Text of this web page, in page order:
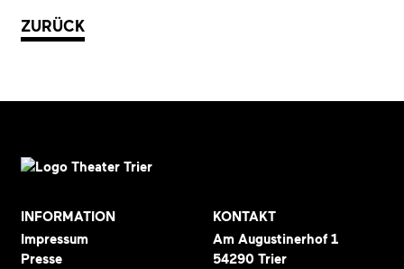
ZURÜCK
INFORMATION
Impressum
Presse
KONTAKT
Am Augustinerhof 1
54290 Trier